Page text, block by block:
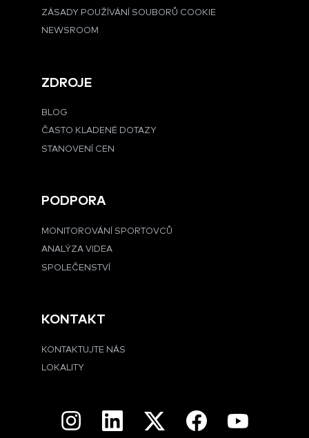
ZÁSADY POUŽÍVÁNÍ SOUBORŮ COOKIE
NEWSROOM
ZDROJE
BLOG
ČASTO KLADENÉ DOTAZY
STANOVENÍ CEN
PODPORA
MONITOROVÁNÍ SPORTOVCŮ
ANALÝZA VIDEA
SPOLEČENSTVÍ
KONTAKT
KONTAKTUJTE NÁS
LOKALITY